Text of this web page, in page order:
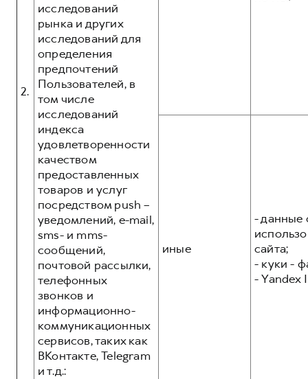
2.
исследований
рынка и других
исследований для
определения
предпочтений
Пользователей, в
том числе
исследований
индекса
удовлетворенности
качеством
предоставленных
товаров и услуг
посредством push –
уведомлений, e-mail,
sms- и mms-
сообщений,
почтовой рассылки,
телефонных
звонков и
информационно-
коммуникационных
сервисов, таких как
ВКонтакте, Telegram
и т.д.:
иные
- данные
сайта;
- куки -
- Yandex